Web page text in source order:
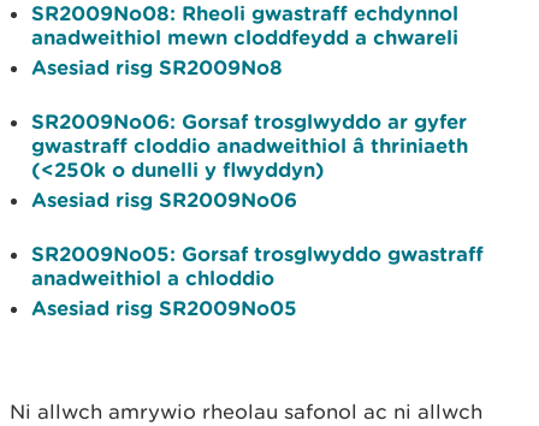
SR2009No08: Rheoli gwastraff echdynnol
anadweithiol mewn cloddfeydd a chwareli
Asesiad risg SR2009No8
SR2009No06: Gorsaf trosglwyddo ar gyfer
gwastraff cloddio anadweithiol â thriniaeth
(<250k o dunelli y flwyddyn)​​​
Asesiad risg SR2009No06
SR2009No05: Gorsaf trosglwyddo gwastraff
anadweithiol a chloddio
Asesiad risg SR2009No05
Ni allwch amrywio rheolau safonol ac ni allwch